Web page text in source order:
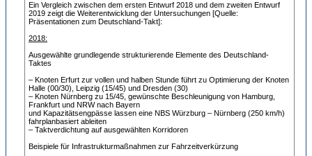
Ein Vergleich zwischen dem ersten Entwurf 2018 und dem zweiten Entwurf
2019 zeigt die Weiterentwicklung der Untersuchungen [Quelle:
Präsentationen zum Deutschland-Takt]:
2018:
Ausgewählte grundlegende strukturierende Elemente des Deutschland-
Taktes
– Knoten Erfurt zur vollen und halben Stunde führt zu Optimierung der Knoten
Halle (00/30), Leipzig (15/45) und Dresden (30)
– Knoten Nürnberg zu 15/45, gewünschte Beschleunigung von Hamburg,
Frankfurt und NRW nach Bayern
und Kapazitätsengpässe lassen eine NBS Würzburg – Nürnberg (250 km/h)
fahrplanbasiert ableiten
– Taktverdichtung auf ausgewählten Korridoren
Beispiele für Infrastrukturmaßnahmen zur Fahrzeitverkürzung